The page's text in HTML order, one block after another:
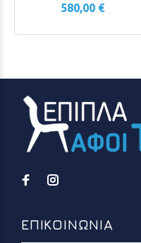
580,00 €
ΕΠΙΚΟΙΝΩΝΙΑ